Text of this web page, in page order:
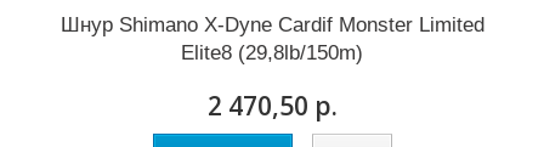
Шнур Shimano X-Dyne Cardif Monster Limited
Elite8 (29,8lb/150m)
2 470,50 р.